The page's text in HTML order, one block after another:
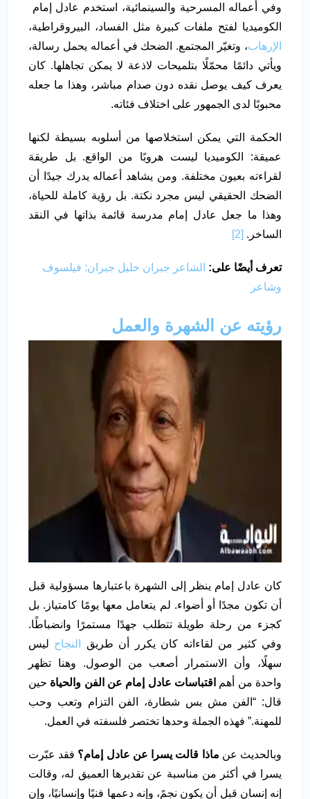
وفي أعماله المسرحية والسينمائية، استخدم عادل إمام
الكوميديا لفتح ملفات كبيرة مثل الفساد، البيروقراطية،
الإرهاب، وتغيّر المجتمع. الضحك في أعماله يحمل رسالة،
ويأتي دائمًا محمّلًا بتلميحات لاذعة لا يمكن تجاهلها. كان
يعرف كيف يوصل نقده دون صدام مباشر، وهذا ما جعله
محبوبًا لدى الجمهور على اختلاف فئاته.
الحكمة التي يمكن استخلاصها من أسلوبه بسيطة لكنها
عميقة: الكوميديا ليست هروبًا من الواقع. بل طريقة
لقراءته بعيون مختلفة. ومن يشاهد أعماله يدرك جيدًا أن
الضحك الحقيقي ليس مجرد نكتة. بل رؤية كاملة للحياة،
وهذا ما جعل عادل إمام مدرسة قائمة بذاتها في النقد
الساخر. [2]
تعرف أيضًا على: الشاعر جبران خليل جبران: فيلسوف
وشاعر
رؤيته عن الشهرة والعمل
كان عادل إمام ينظر إلى الشهرة باعتبارها مسؤولية قبل
أن تكون مجدًا أو أضواء. لم يتعامل معها يومًا كامتياز. بل
كجزء من رحلة طويلة تتطلب جهدًا مستمرًا وانضباطًا.
وفي كثير من لقاءاته كان يكرر أن طريق
النجاح ليس
سهلًا، وأن الاستمرار أصعب من الوصول. وهنا تظهر
واحدة من أهم اقتباسات عادل إمام عن الفن والحياة حين
قال: “الفن مش بس شطارة، الفن التزام وتعب وحب
للمهنة.” فهذه الجملة وحدها تختصر فلسفته في العمل.
وبالحديث عن ماذا قالت يسرا عن عادل إمام؟ فقد عبّرت
يسرا في أكثر من مناسبة عن تقديرها العميق له، وقالت
إنه إنسان قبل أن يكون نجمً، وإنه دعمها فنيًا وإنسانيًا، وإن